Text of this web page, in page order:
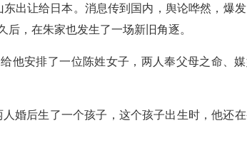
出让给日本。消息传到国内，舆论哗然，爆
，在朱家也发生了一场新旧角逐。
他安排了一位陈姓女子，两人奉父母之命、
婚后生了一个孩子，这个孩子出生时，他还